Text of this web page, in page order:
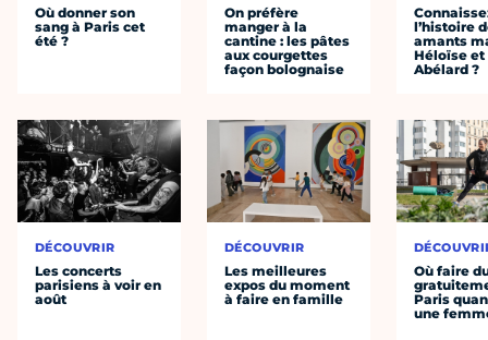
Où donner son
sang à Paris cet
été ?
DÉCOUVRIR
Les concerts
parisiens à voir en
août
On préfère
manger à la
cantine : les pâtes
aux courgettes
façon bolognaise
DÉCOUVRIR
Les meilleures
expos du moment
à faire en famille
l’histoire
amants
Héloïse et
Abélard ?
Où faire
Paris
une